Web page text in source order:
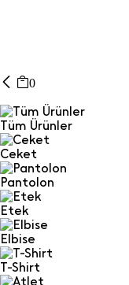
0
Tüm Ürünler
Ceket
Pantolon
Etek
Elbise
T-Shirt